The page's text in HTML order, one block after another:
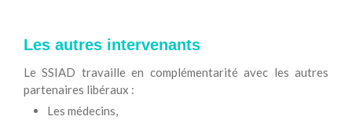
Les autres intervenants
Le SSIAD travaille en complémentarité avec les autres
partenaires libéraux :
Les médecins,